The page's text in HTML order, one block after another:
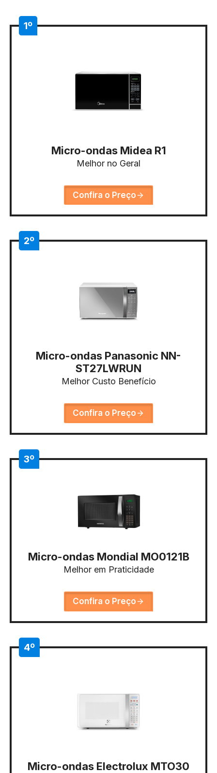
1º
Micro-ondas Midea R1
Melhor no Geral
Confira o Preço
2º
Micro-ondas Panasonic NN-
ST27LWRUN
Melhor Custo Benefício
Confira o Preço
3º
Micro-ondas Mondial MO0121B
Melhor em Praticidade
Confira o Preço
4º
Micro-ondas Electrolux MTO30